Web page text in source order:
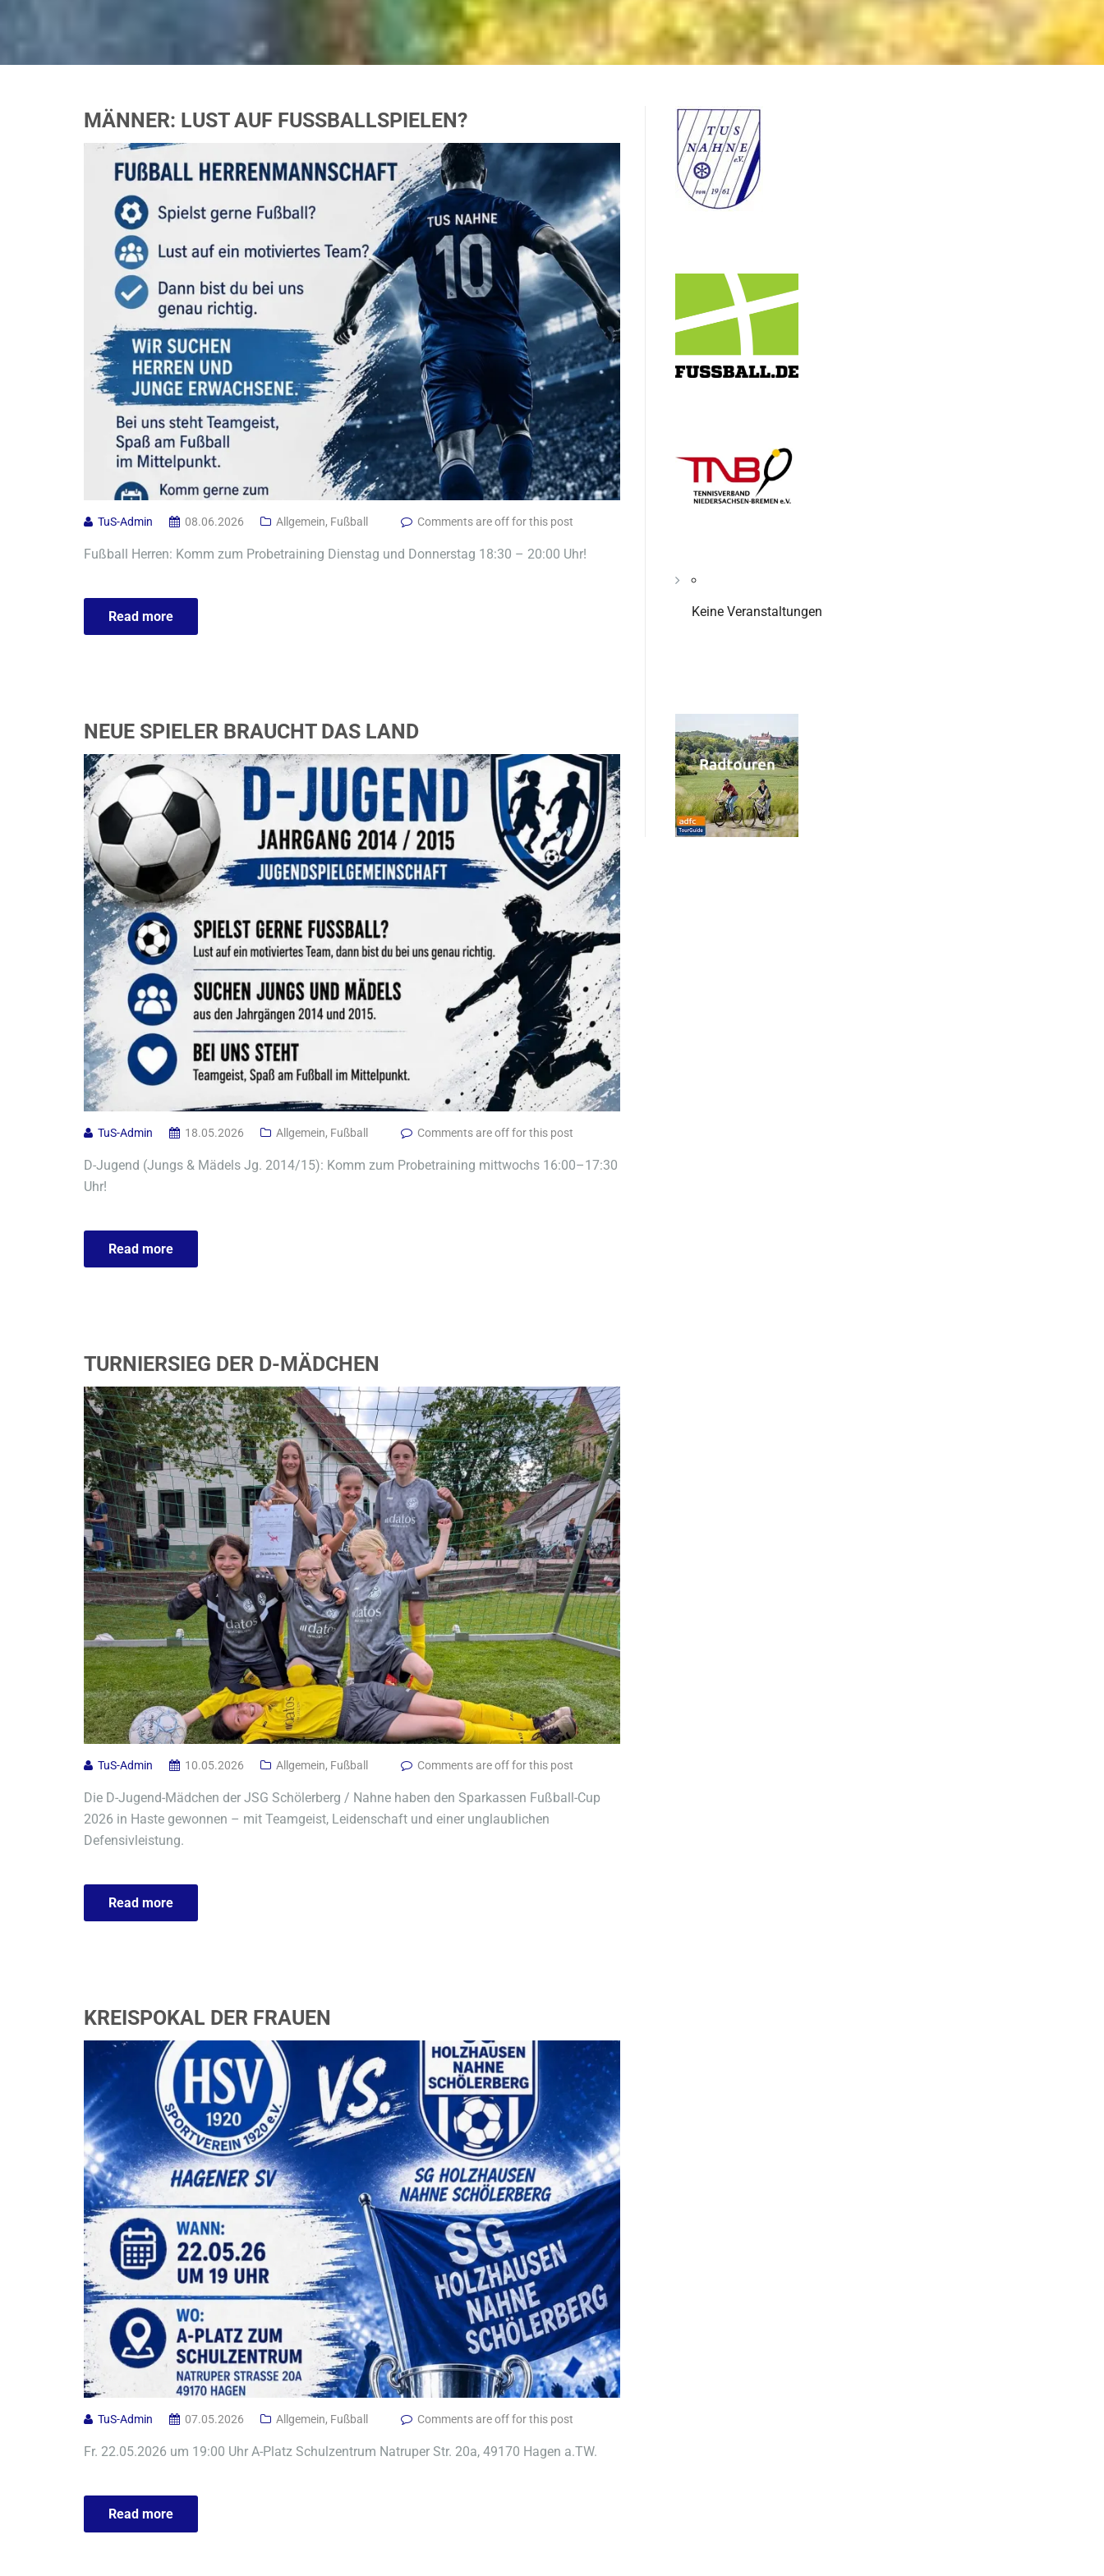
MÄNNER: LUST AUF FUSSBALLSPIELEN?
TuS-Admin 08.06.2026 Allgemein, Fußball Comments are off for this post
Fußball Herren: Komm zum Probetraining Dienstag und Donnerstag 18:30 – 20:00 Uhr!
Read more
NEUE SPIELER BRAUCHT DAS LAND
TuS-Admin 18.05.2026 Allgemein, Fußball Comments are off for this post
D-Jugend (Jungs & Mädels Jg. 2014/15): Komm zum Probetraining mittwochs 16:00–17:30
Uhr!
Read more
TURNIERSIEG DER D-MÄDCHEN
TuS-Admin 10.05.2026 Allgemein, Fußball Comments are off for this post
Die D-Jugend-Mädchen der JSG Schölerberg / Nahne haben den Sparkassen Fußball-Cup
2026 in Haste gewonnen – mit Teamgeist, Leidenschaft und einer unglaublichen
Defensivleistung.
Read more
KREISPOKAL DER FRAUEN
TuS-Admin 07.05.2026 Allgemein, Fußball Comments are off for this post
Fr. 22.05.2026 um 19:00 Uhr A-Platz Schulzentrum Natruper Str. 20a, 49170 Hagen a.TW.
Read more
Keine Veranstaltungen